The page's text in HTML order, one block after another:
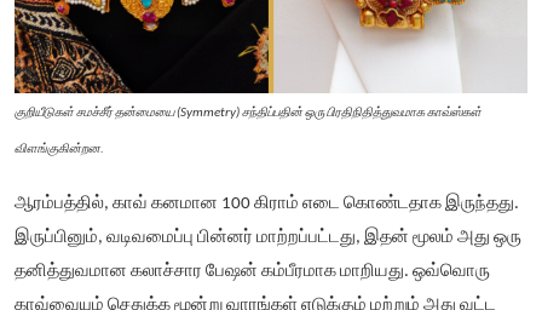
குறியீடுகள் சமச்சீர் தன்மையை (Symmetry) சந்திப்பதின் ஒரு பிரதிநிதித்துவமாக காவ்ஸ்கள்
விளங்குகின்றன.
ஆரம்பத்தில், காவ் கனமான 100 கிராம் எடை கொண்டதாக இருந்தது.
இருப்பினும், வடிவமைப்பு பின்னர் மாற்றப்பட்டது, இதன் மூலம் அது ஒரு
தனித்துவமான கலாச்சார பேஷன் கம்பீரமாக மாறியது. ஒவ்வொரு
காவ்வையும் செதுக்க மூன்று வாரங்கள் எடுக்கும் மற்றும் அது வட்ட